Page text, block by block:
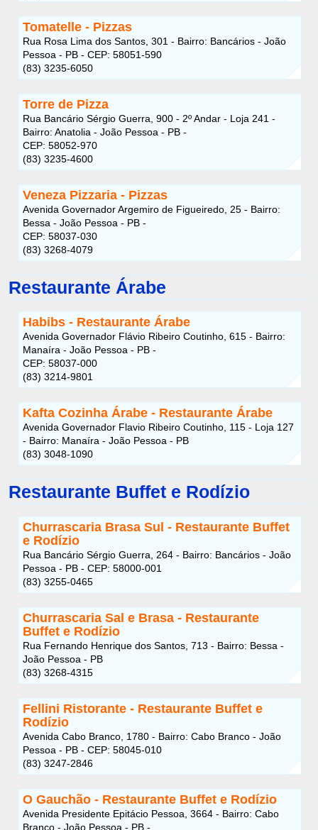
Tomatelle - Pizzas
Rua Rosa Lima dos Santos, 301 - Bairro: Bancários - João
Pessoa - PB - CEP: 58051-590
(83) 3235-6050
Torre de Pizza
Rua Bancário Sérgio Guerra, 900 - 2º Andar - Loja 241 -
Bairro: Anatolia - João Pessoa - PB -
CEP: 58052-970
(83) 3235-4600
Veneza Pizzaria - Pizzas
Avenida Governador Argemiro de Figueiredo, 25 - Bairro:
Bessa - João Pessoa - PB -
CEP: 58037-030
(83) 3268-4079
Restaurante Árabe
Habibs - Restaurante Árabe
Avenida Governador Flávio Ribeiro Coutinho, 615 - Bairro:
Manaíra - João Pessoa - PB -
CEP: 58037-000
(83) 3214-9801
Kafta Cozinha Árabe - Restaurante Árabe
Avenida Governador Flavio Ribeiro Coutinho, 115 - Loja 127
- Bairro: Manaíra - João Pessoa - PB
(83) 3048-1090
Restaurante Buffet e Rodízio
Churrascaria Brasa Sul - Restaurante Buffet
e Rodízio
Rua Bancário Sérgio Guerra, 264 - Bairro: Bancários - João
Pessoa - PB - CEP: 58000-001
(83) 3255-0465
Churrascaria Sal e Brasa - Restaurante
Buffet e Rodízio
Rua Fernando Henrique dos Santos, 713 - Bairro: Bessa -
João Pessoa - PB
(83) 3268-4315
Fellini Ristorante - Restaurante Buffet e
Rodízio
Avenida Cabo Branco, 1780 - Bairro: Cabo Branco - João
Pessoa - PB - CEP: 58045-010
(83) 3247-2846
O Gauchão - Restaurante Buffet e Rodízio
Avenida Presidente Epitácio Pessoa, 3664 - Bairro: Cabo
Branco - João Pessoa - PB -